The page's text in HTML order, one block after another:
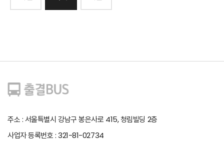
주소 : 서울특별시 강남구 봉은사로 415, 청림빌딩 2층
사업자 등록번호 : 321-81-02734